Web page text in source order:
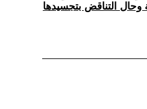
وحال التناقض بتجسيدها